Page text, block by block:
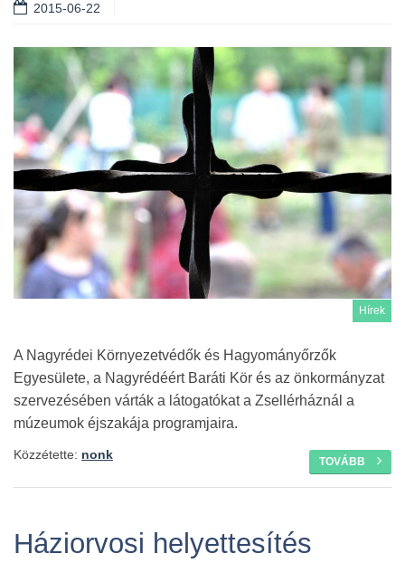
2015-06-22
Hírek
A Nagyrédei Környezetvédők és Hagyományőrzők
Egyesülete, a Nagyrédéért Baráti Kör és az önkormányzat
szervezésében várták a látogatókat a Zsellérháznál a
múzeumok éjszakája programjaira.
TOVÁBB
Közzétette: nonk
Háziorvosi helyettesítés